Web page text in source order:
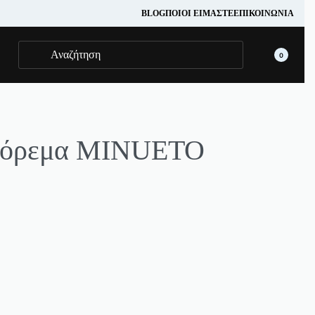
BLOGΠΟΙΟΊ ΕΊΜΑΣΤΕΕΠΙΚΟΙΝΩΝΊΑ
0
MINUETO